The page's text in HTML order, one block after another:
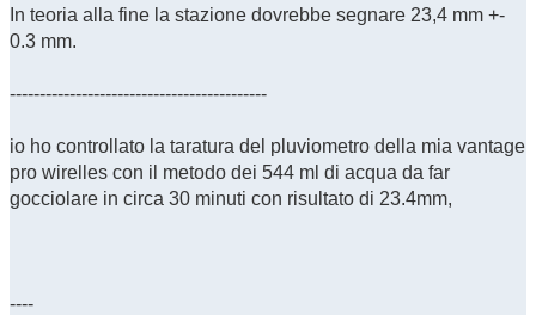
In teoria alla fine la stazione dovrebbe segnare 23,4 mm +-
0.3 mm.
-------------------------------------------
io ho controllato la taratura del pluviometro della mia vantage
pro wirelles con il metodo dei 544 ml di acqua da far
gocciolare in circa 30 minuti con risultato di 23.4mm,
----